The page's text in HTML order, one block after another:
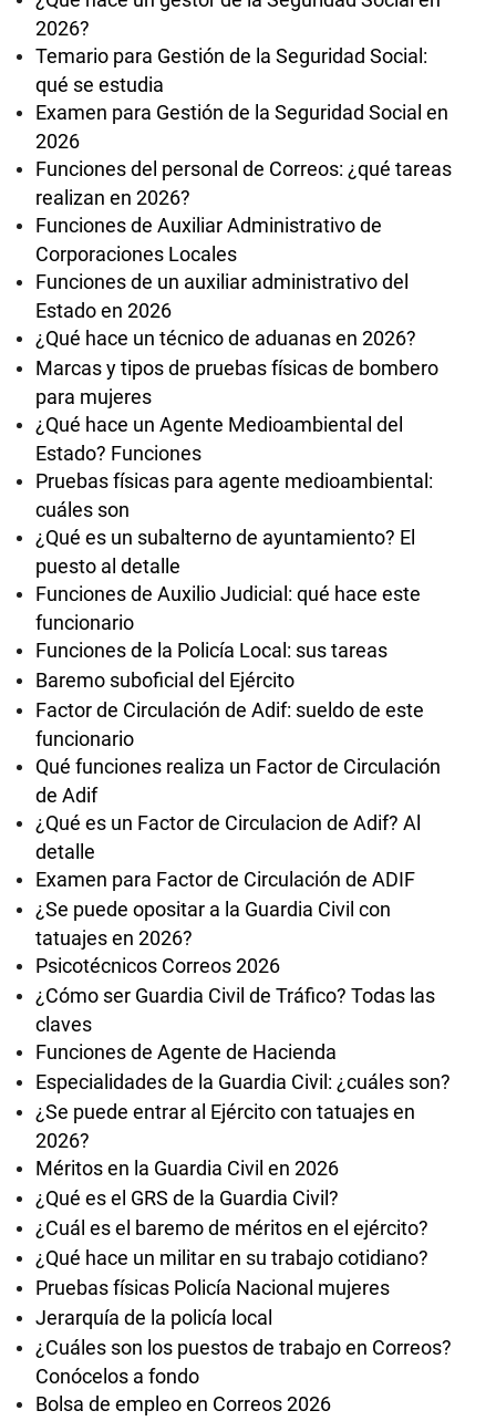
2026?
Temario para Gestión de la Seguridad Social:
qué se estudia
Examen para Gestión de la Seguridad Social en
2026
Funciones del personal de Correos: ¿qué tareas
realizan en 2026?
Funciones de Auxiliar Administrativo de
Corporaciones Locales
Funciones de un auxiliar administrativo del
Estado en 2026
¿Qué hace un técnico de aduanas en 2026?
Marcas y tipos de pruebas físicas de bombero
para mujeres
¿Qué hace un Agente Medioambiental del
Estado? Funciones
Pruebas físicas para agente medioambiental:
cuáles son
¿Qué es un subalterno de ayuntamiento? El
puesto al detalle
Funciones de Auxilio Judicial: qué hace este
funcionario
Funciones de la Policía Local: sus tareas
Baremo suboficial del Ejército
Factor de Circulación de Adif: sueldo de este
funcionario
Qué funciones realiza un Factor de Circulación
de Adif
¿Qué es un Factor de Circulacion de Adif? Al
detalle
Examen para Factor de Circulación de ADIF
¿Se puede opositar a la Guardia Civil con
tatuajes en 2026?
Psicotécnicos Correos 2026
¿Cómo ser Guardia Civil de Tráfico? Todas las
claves
Funciones de Agente de Hacienda
Especialidades de la Guardia Civil: ¿cuáles son?
¿Se puede entrar al Ejército con tatuajes en
2026?
Méritos en la Guardia Civil en 2026
¿Qué es el GRS de la Guardia Civil?
¿Cuál es el baremo de méritos en el ejército?
¿Qué hace un militar en su trabajo cotidiano?
Pruebas físicas Policía Nacional mujeres
Jerarquía de la policía local
¿Cuáles son los puestos de trabajo en Correos?
Conócelos a fondo
Bolsa de empleo en Correos 2026